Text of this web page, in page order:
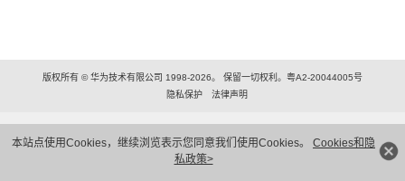
本站点使用Cookies，继续浏览表示您同意我们使用Cookies。 Cookies和隐
私政策>
版权所有 © 华为技术有限公司 1998-2026。 保留一切权利。粤A2-20044005号
隐私保护
法律声明